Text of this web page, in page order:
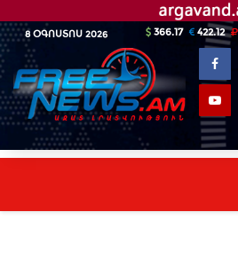
8 ՕԳՈՍՏՈՍ 2026 366.17 422.12